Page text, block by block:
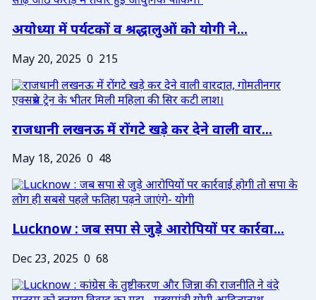
अयोध्या में पर्यटकों व श्रद्धालुओं को योगी ने...
May 20, 2025 0 215
राजधानी लखनऊ में रोंगटे खड़े कर देने वाली वार...
May 18, 2026 0 48
Lucknow : जब सपा से जुड़े आरोपियों पर कार्रवा...
Dec 23, 2025 0 68